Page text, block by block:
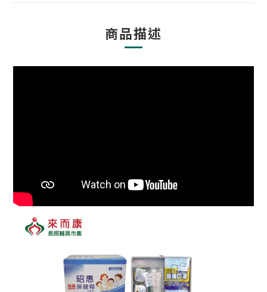
商品描述